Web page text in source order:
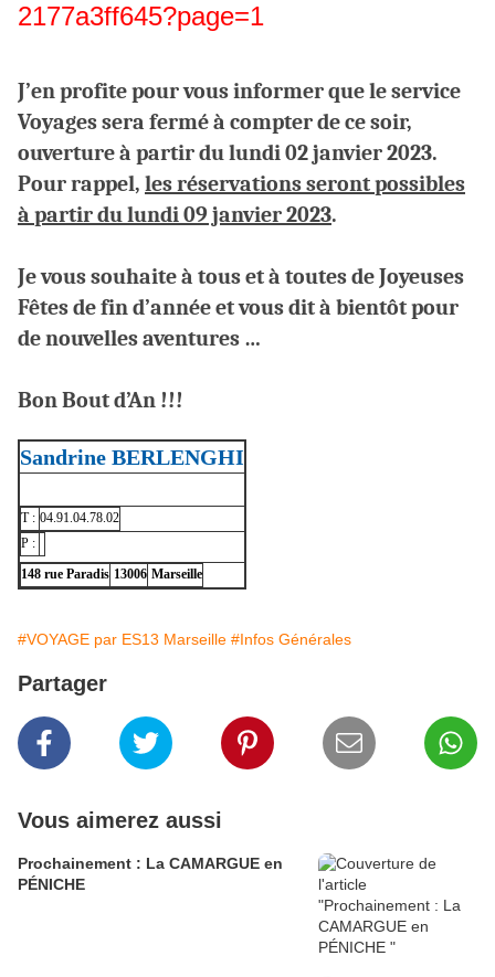
2177a3ff645?page=1
J’en profite pour vous informer que le service
Voyages sera fermé à compter de ce soir,
ouverture à partir du lundi 02 janvier 2023.
Pour rappel, les réservations seront possibles
à partir du lundi 09 janvier 2023.
Je vous souhaite à tous et à toutes de Joyeuses
Fêtes de fin d’année et vous dit à bientôt pour
de nouvelles aventures …
Bon Bout d’An !!!
Sandrine BERLENGHI
T : 04.91.04.78.02
P :
148 rue Paradis 13006 Marseille
#VOYAGE par ES13 Marseille #Infos Générales
Partager
Vous aimerez aussi
Prochainement : La CAMARGUE en
PÉNICHE